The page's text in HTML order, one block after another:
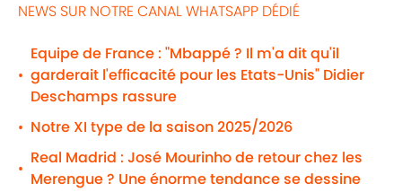
NEWS SUR NOTRE CANAL WHATSAPP DÉDIÉ
•
Equipe de France : "Mbappé ? Il m'a dit qu'il
garderait l'efficacité pour les Etats-Unis" Didier
Deschamps rassure
• Notre XI type de la saison 2025/2026
•
Real Madrid : José Mourinho de retour chez les
Merengue ? Une énorme tendance se dessine